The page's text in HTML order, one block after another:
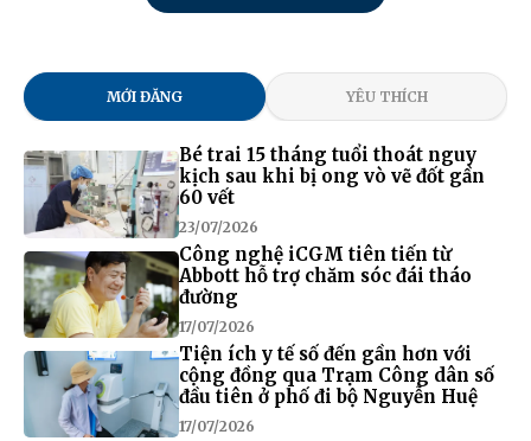
MỚI ĐĂNG YÊU THÍCH
Bé trai 15 tháng tuổi thoát nguy
kịch sau khi bị ong vò vẽ đốt gần
60 vết
23/07/2026
Công nghệ iCGM tiên tiến từ
Abbott hỗ trợ chăm sóc đái tháo
đường
17/07/2026
Tiện ích y tế số đến gần hơn với
cộng đồng qua Trạm Công dân số
đầu tiên ở phố đi bộ Nguyễn Huệ
17/07/2026